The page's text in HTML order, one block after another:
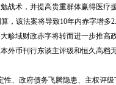
战术，并提高贵重群体赢得医疗
该法案将导致10年内赤字增多
域财政赤字将转而进一步推高
外币刊行东谈主评级和恒久高档
、政府债务飞腾隐患、主权评级